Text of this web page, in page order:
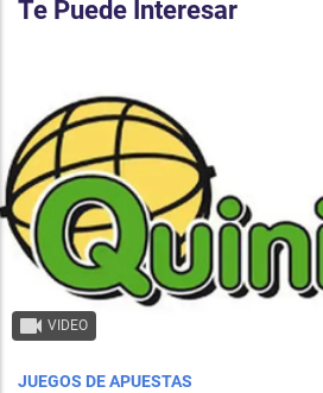
Te Puede Interesar
VIDEO
JUEGOS DE APUESTAS